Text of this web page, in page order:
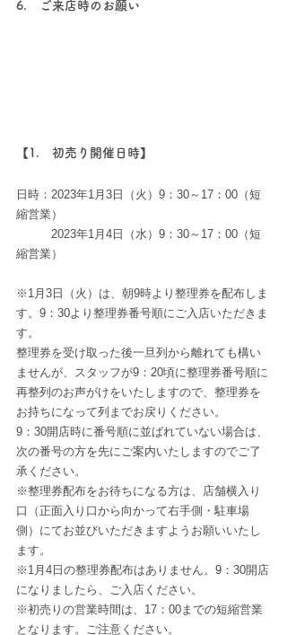
6.　ご来店時のお願い
【1.　初売り開催日時】
日時：2023年1月3日（火）9：30～17：00（短
縮営業）
2023年1月4日（水）9：30～17：00（短
縮営業）
※1月3日（火）は、朝9時より整理券を配布しま
す。9：30より整理券番号順にご入店いただきま
す。
整理券を受け取った後一旦列から離れても構い
ませんが、スタッフが9：20頃に整理券番号順に
再整列のお声がけをいたしますので、整理券を
お持ちになって列までお戻りください。
9：30開店時に番号順に並ばれていない場合は、
次の番号の方を先にご案内いたしますのでご了
承ください。
※整理券配布をお待ちになる方は、店舗横入り
口（正面入り口から向かって右手側・駐車場
側）にてお並びいただきますようお願いいたし
ます。
※1月4日の整理券配布はありません。9：30開店
になりましたら、ご入店ください。
※初売りの営業時間は、17：00までの短縮営業
となります。ご注意ください。